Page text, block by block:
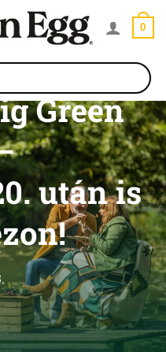
0
Green
után is